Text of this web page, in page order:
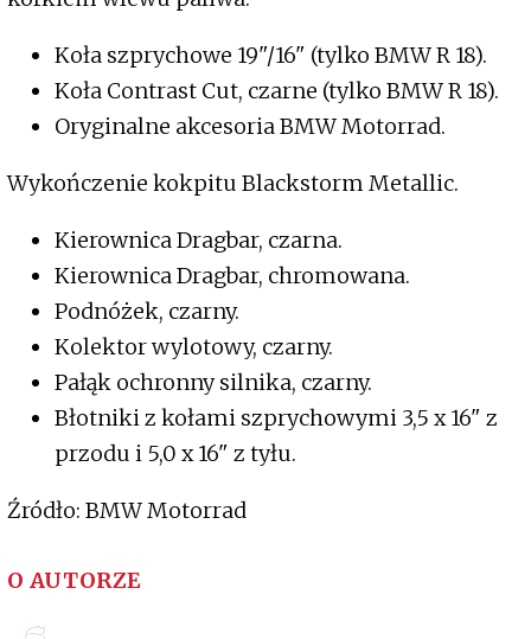
Koła szprychowe 19"/16" (tylko BMW R 18).
Koła Contrast Cut, czarne (tylko BMW R 18).
Oryginalne akcesoria BMW Motorrad.
Wykończenie kokpitu Blackstorm Metallic.
Kierownica Dragbar, czarna.
Kierownica Dragbar, chromowana.
Podnóżek, czarny.
Kolektor wylotowy, czarny.
Pałąk ochronny silnika, czarny.
Błotniki z kołami szprychowymi 3,5 x 16" z
przodu i 5,0 x 16" z tyłu.
Źródło: BMW Motorrad
O AUTORZE